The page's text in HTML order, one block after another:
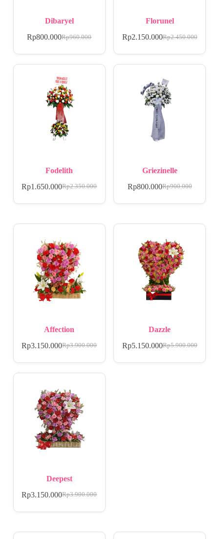
Dibaryel
Rp960.000
Rp800.000
Florunel
Rp2.450.000
Rp2.150.000
Fodelith
Rp2.350.000
Rp1.650.000
Griezinelle
Rp900.000
Rp800.000
Affection
Rp3.900.000
Rp3.150.000
Dazzle
Rp5.900.000
Rp5.150.000
Deepest
Rp3.900.000
Rp3.150.000